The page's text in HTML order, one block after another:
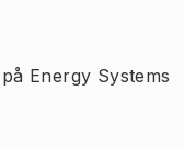
Energy Systems